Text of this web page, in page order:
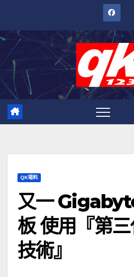
內
QK場料
又一
板 使用『第
技術』